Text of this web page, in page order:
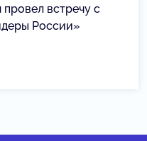
встречу с
России»